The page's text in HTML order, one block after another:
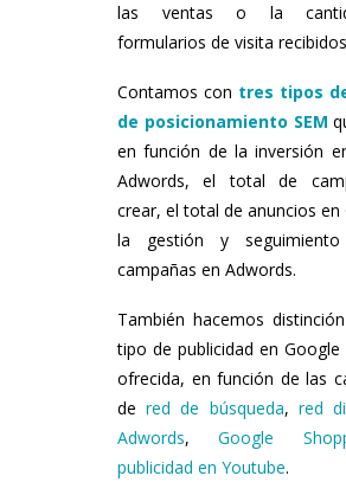
las ventas o la
formularios de visita
Contamos con tres tipos
de posicionamiento SEM
en función de la inversión
Adwords, el total de
crear, el total de anuncios en
la gestión y
campañas en Adwords.
También hacemos
tipo de publicidad en Google
ofrecida, en función de las
dered de búsqueda, red
Adwords,Google
publicidad en Youtube.